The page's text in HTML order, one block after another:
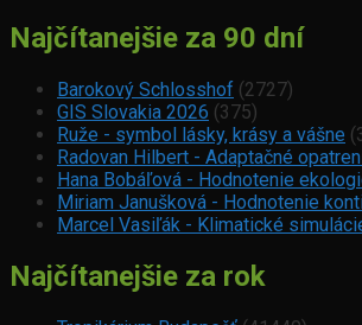
Najčítanejšie za 90 dní
Barokový Schlosshof (2727)
GIS Slovakia 2026 (375)
Ruže - symbol lásky, krásy a vášne
Radovan Hilbert - Adaptačné
Hana Bobáľová - Hodnotenie
Miriam Janušková - Hodnotenie
Marcel Vasiľák - Klimatické
Najčítanejšie za rok